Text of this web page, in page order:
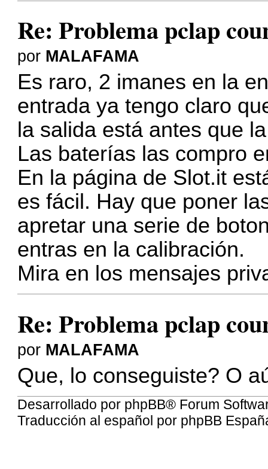
Re: Problema pclap
por MALAFAMA
Es raro, 2 imanes en la
entrada ya tengo claro
la salida está antes que
Las baterías las compro
En la página de Slot.it
es fácil. Hay que poner
apretar una serie de
entras en la calibración.
Mira en los mensajes
Re: Problema pclap
por MALAFAMA
Que, lo conseguiste? O
Desarrollado por phpBB® Forum
Traducción al español por phpBB